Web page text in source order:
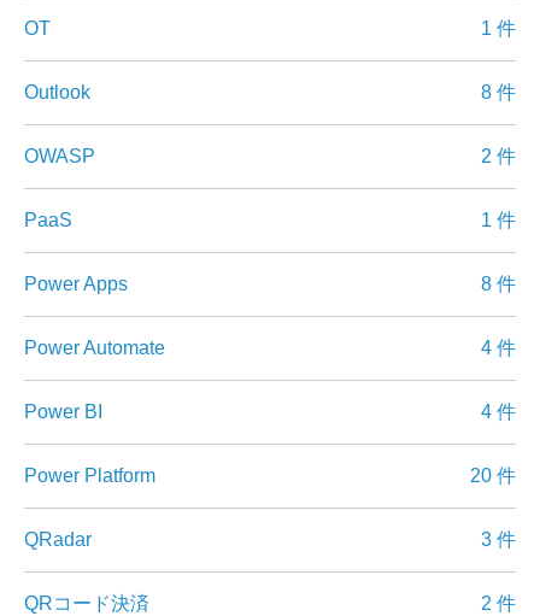
OT 1 件
Outlook 8 件
OWASP 2 件
PaaS 1 件
Power Apps 8 件
Power Automate 4 件
Power BI 4 件
Power Platform 20 件
QRadar 3 件
QRコード決済 2 件